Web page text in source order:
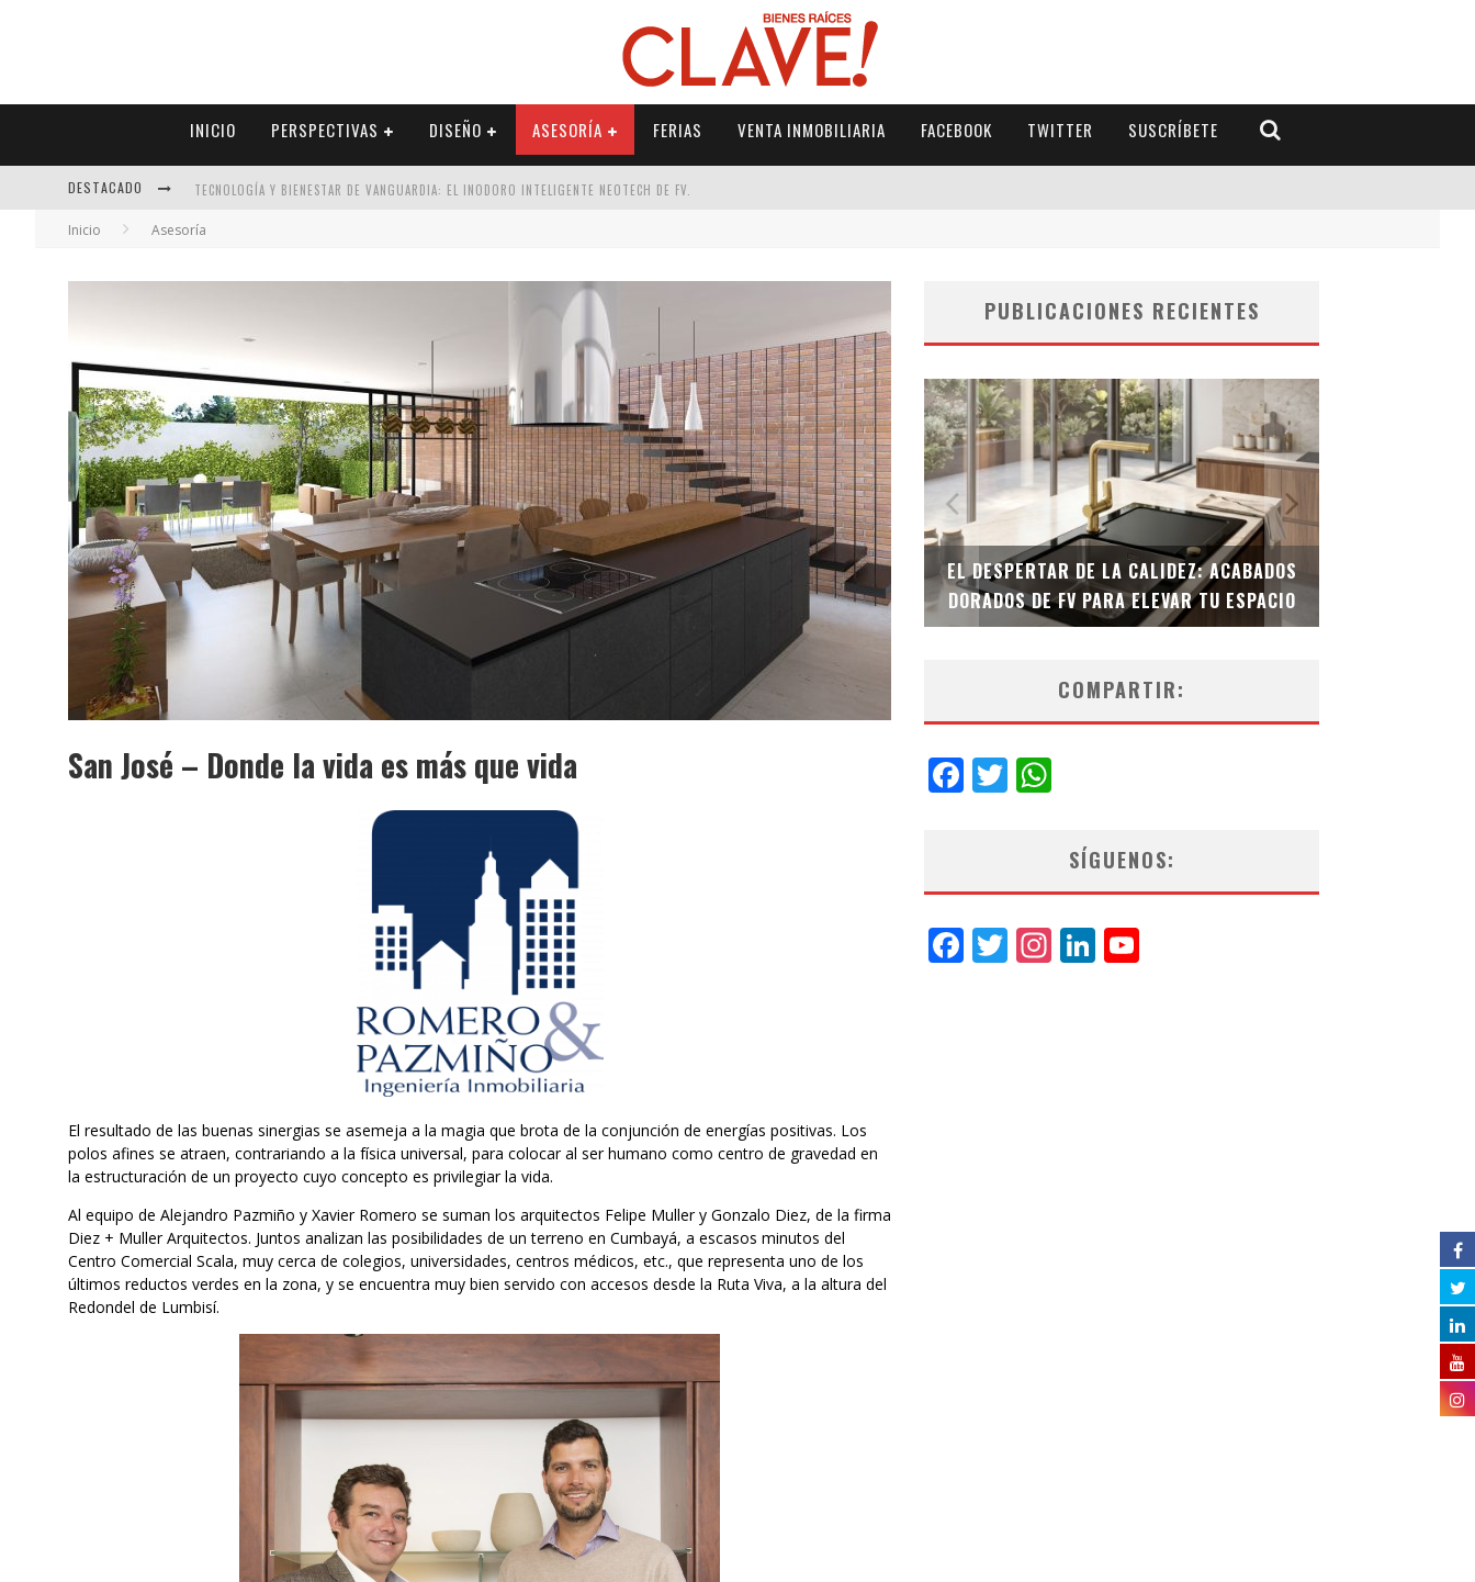
INICIO PERSPECTIVAS DISEÑO ASESORÍA FERIAS VENTA INMOBILIARIA FACEBOOK TWITTER SUSCRÍBETE
DESTACADO TECNOLOGÍA Y BIENESTAR DE VANGUARDIA: EL INODORO INTELIGENTE NEOTECH DE FV.
SECTOR INMOBILIARIO – RECUPERACIÓN A PASO FIRME
ALEXANDRA BEDOYA – LA CONSTANCIA DETRÁS DE LA PALETERÍA
EL DESPERTAR DE LA CALIDEZ: ACABADOS DORADOS DE FV PARA ELEVAR TU ESPACIO
Inicio Asesoría
San José – Donde la vida es más que vida
El resultado de las buenas sinergias se asemeja a la magia que brota de la conjunción de energías positivas. Los
polos afines se atraen, contrariando a la física universal, para colocar al ser humano como centro de gravedad en
la estructuración de un proyecto cuyo concepto es privilegiar la vida.
Al equipo de Alejandro Pazmiño y Xavier Romero se suman los arquitectos Felipe Muller y Gonzalo Diez, de la firma
Diez + Muller Arquitectos. Juntos analizan las posibilidades de un terreno en Cumbayá, a escasos minutos del
Centro Comercial Scala, muy cerca de colegios, universidades, centros médicos, etc., que representa uno de los
últimos reductos verdes en la zona, y se encuentra muy bien servido con accesos desde la Ruta Viva, a la altura del
Redondel de Lumbisí.
PUBLICACIONES RECIENTES
SAINT-GOBAIN IMPTEK – XI CONVENCIÓN
EL DESPERTAR DE LA CALIDEZ: ACABADOS
DORADOS DE FV PARA ELEVAR TU ESPACIO
COMPARTIR:
Facebook
Twitter
SÍGUENOS:
Facebook
Twitter
Instagram
LinkedIn